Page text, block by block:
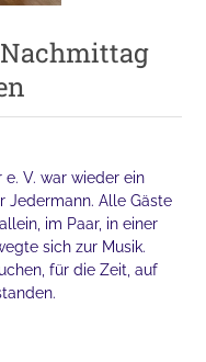
e. V. war wieder ein
Alle Gäste
im Paar, in einer
sich zur Musik.
für die Zeit, auf